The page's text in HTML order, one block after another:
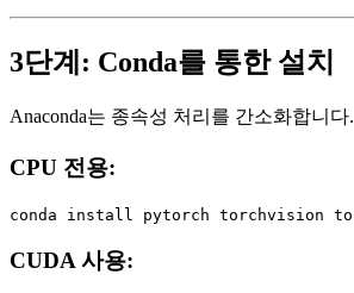
3단계: Conda를 통한 설치
Anaconda는 종속성 처리를 간소화합니다.
CPU 전용:
CUDA 사용: